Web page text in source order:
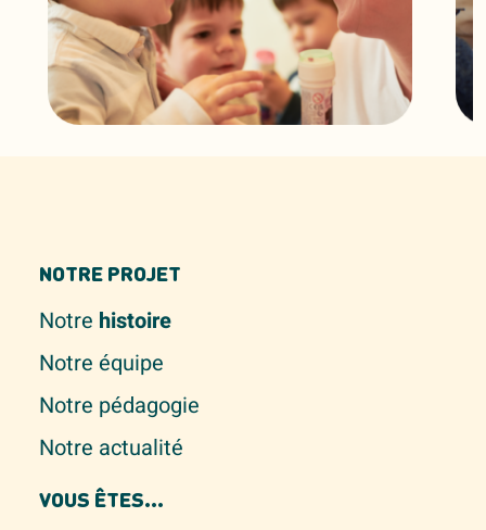
NOTRE PROJET
Notre histoire
Notre équipe
Notre pédagogie
Notre actualité
VOUS ÊTES...